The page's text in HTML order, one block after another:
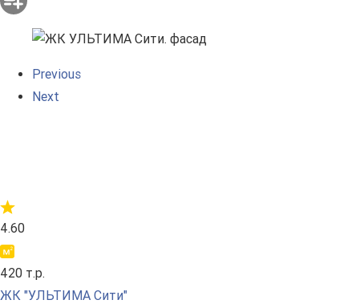
Previous
Next
4.60
420 т.р.
ЖК "УЛЬТИМА Сити"